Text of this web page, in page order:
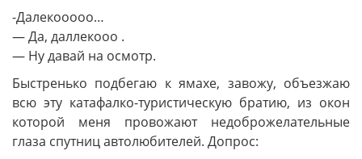
-Далекооооо…
— Да, даллекооо .
— Ну давай на осмотр.
Быстренько подбегаю к ямахе, завожу, объезжаю
всю эту катафалко-туристическую братию, из окон
которой меня провожают недоброжелательные
глаза спутниц автолюбителей. Допрос: